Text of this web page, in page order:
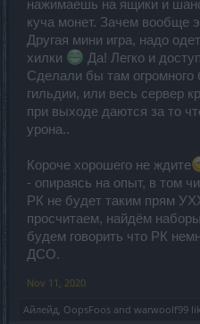
нажимаешь на ящики и
куча монет. Зачем вообще
Другая мини игра, надо
хилки
Да! Легко и
Сделали бы там огромного
гильдии, или весь сервер
при выходе даются за то
урона..
Короче хорошего не ждите
- опираясь на опыт, в том
РК не будет таким прям
просчитаем, найдём
будем говорить что РК
ДСО.
Nov 11, 2020
Айлейд, OopsFoos and warwoolf99